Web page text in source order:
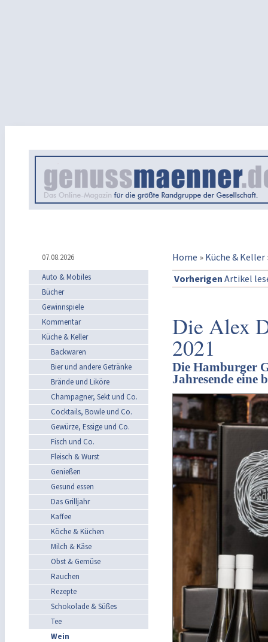
07.08.2026 Home » Küche & Keller
Auto & Mobiles
Bücher
Gewinnspiele
Kommentar
Küche & Keller
Backwaren
Bier und andere Getränke
Brände und Liköre
Champagner, Sekt und Co.
Cocktails, Bowle und Co.
Gewürze, Essige und Co.
Fisch und Co.
Fleisch & Wurst
Genießen
Gesund essen
Das Grilljahr
Kaffee
Köche & Küchen
Milch & Käse
Obst & Gemüse
Rauchen
Rezepte
Schokolade & Süßes
Tee
Wein
Vorherigen Artikel
Die Alex
2021
Die Hamburger
Jahresende eine